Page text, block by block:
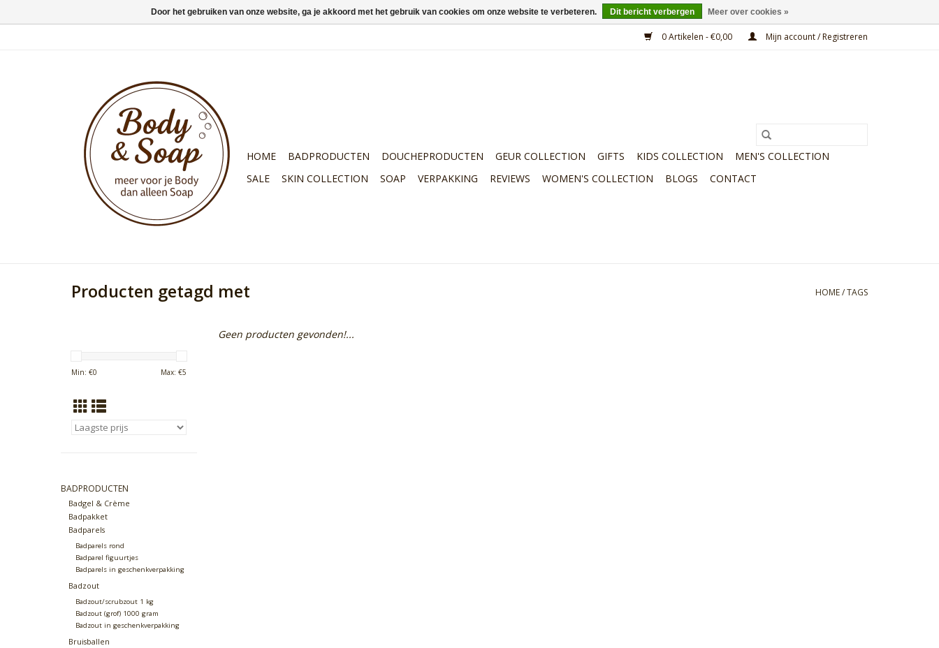
0 Artikelen - €0,00 Mijn account / Registreren
HOME BADPRODUCTEN DOUCHEPRODUCTEN GEUR COLLECTION GIFTS KIDS COLLECTION
MEN'S COLLECTION
SALE
SKIN COLLECTION SOAP VERPAKKING REVIEWS WOMEN'S COLLECTION BLOGS CONTACT
Producten getagd met HOME/TAGS
Min: €0 Max: €5
BADPRODUCTEN
Badgel & Crème
Badpakket
Badparels
Badparels rond
Badparel figuurtjes
Badparels in geschenkverpakking
Badzout
Badzout/scrubzout 1 kg
Badzout (grof) 1000 gram
Badzout in geschenkverpakking
Bruisballen
Geen producten gevonden!...
Door het gebruiken van onze website, ga je akkoord met het gebruik van cookies om onze website te verbeteren. Dit bericht verbergen Meer over cookies »